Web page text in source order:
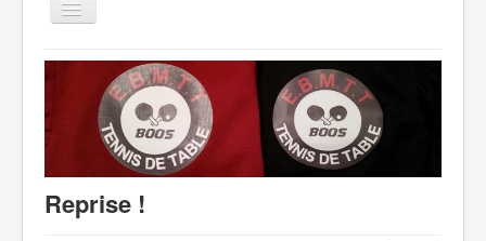
Basculer
la
Accueil
Association
Compétitions
GEPNETT
Partenaires
Reprise !